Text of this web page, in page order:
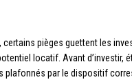
pièges guettent les
locatif. Avant d’investir,
plafonnés par le dispositif